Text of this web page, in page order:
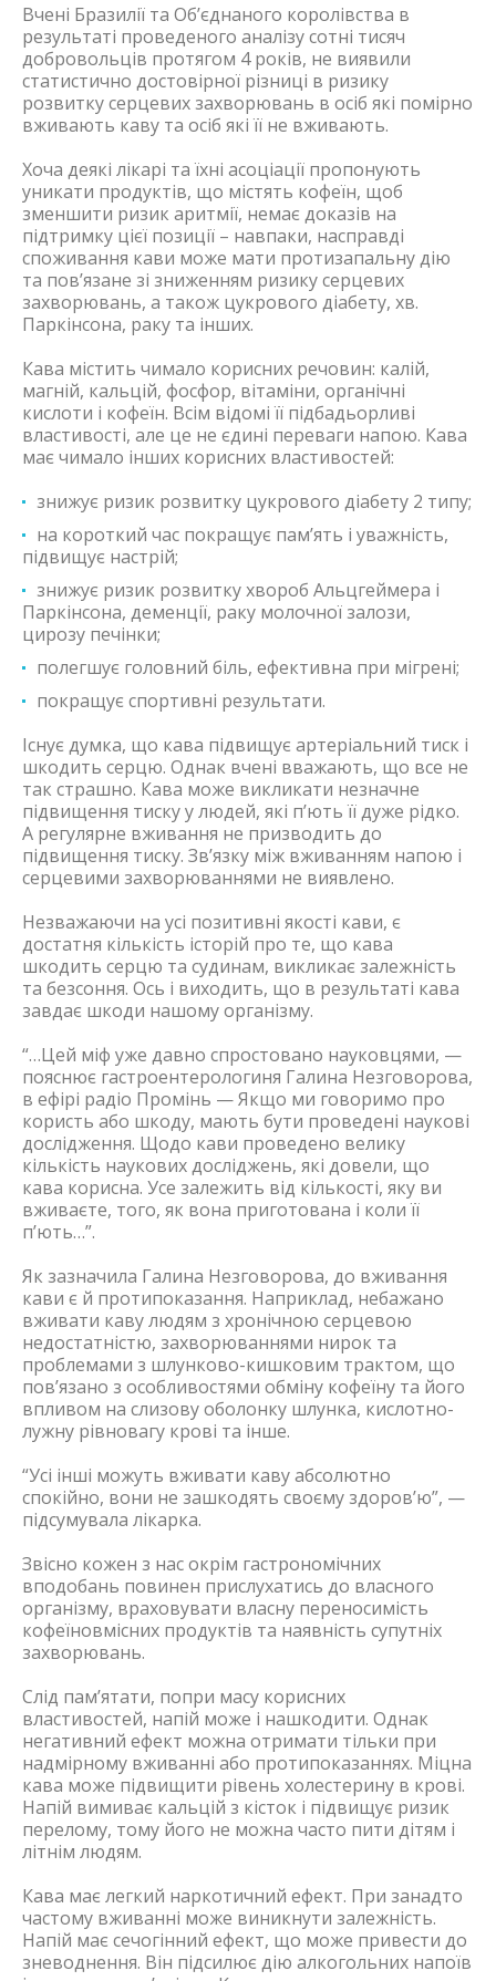
Вчені Бразилії та Об’єднаного королівства в
результаті проведеного аналізу сотні тисяч
добровольців протягом 4 років, не виявили
статистично достовірної різниці в ризику
розвитку серцевих захворювань в осіб які помірно
вживають каву та осіб які її не вживають.
Хоча деякі лікарі та їхні асоціації пропонують
уникати продуктів, що містять кофеїн, щоб
зменшити ризик аритмії, немає доказів на
підтримку цієї позиції – навпаки, насправді
споживання кави може мати протизапальну дію
та пов’язане зі зниженням ризику серцевих
захворювань, а також цукрового діабету, хв.
Паркінсона, раку та інших.
Кава містить чимало корисних речовин: калій,
магній, кальцій, фосфор, вітаміни, органічні
кислоти і кофеїн. Всім відомі її підбадьорливі
властивості, але це не єдині переваги напою. Кава
має чимало інших корисних властивостей:
знижує ризик розвитку цукрового діабету 2 типу;
на короткий час покращує пам’ять і уважність,
підвищує настрій;
знижує ризик розвитку хвороб Альцгеймера і
Паркінсона, деменції, раку молочної залози,
цирозу печінки;
полегшує головний біль, ефективна при мігрені;
покращує спортивні результати.
Існує думка, що кава підвищує артеріальний тиск і
шкодить серцю. Однак вчені вважають, що все не
так страшно. Кава може викликати незначне
підвищення тиску у людей, які п’ють її дуже рідко.
А регулярне вживання не призводить до
підвищення тиску. Зв’язку між вживанням напою і
серцевими захворюваннями не виявлено.
Незважаючи на усі позитивні якості кави, є
достатня кількість історій про те, що кава
шкодить серцю та судинам, викликає залежність
та безсоння. Ось і виходить, що в результаті кава
завдає шкоди нашому організму.
“…Цей міф уже давно спростовано науковцями, —
пояснює гастроентерологиня Галина Незговорова,
в ефірі радіо Промінь — Якщо ми говоримо про
користь або шкоду, мають бути проведені наукові
дослідження. Щодо кави проведено велику
кількість наукових досліджень, які довели, що
кава корисна. Усе залежить від кількості, яку ви
вживаєте, того, як вона приготована і коли її
п’ють…”.
Як зазначила Галина Незговорова, до вживання
кави є й протипоказання. Наприклад, небажано
вживати каву людям з хронічною серцевою
недостатністю, захворюваннями нирок та
проблемами з шлунково-кишковим трактом, що
пов’язано з особливостями обміну кофеїну та його
впливом на слизову оболонку шлунка, кислотно-
лужну рівновагу крові та інше.
“Усі інші можуть вживати каву абсолютно
спокійно, вони не зашкодять своєму здоров’ю”, —
підсумувала лікарка.
Звісно кожен з нас окрім гастрономічних
вподобань повинен прислухатись до власного
організму, враховувати власну переносимість
кофеїновмісних продуктів та наявність супутніх
захворювань.
Слід пам’ятати, попри масу корисних
властивостей, напій може і нашкодити. Однак
негативний ефект можна отримати тільки при
надмірному вживанні або протипоказаннях. Міцна
кава може підвищити рівень холестерину в крові.
Напій вимиває кальцій з кісток і підвищує ризик
перелому, тому його не можна часто пити дітям і
літнім людям.
Кава має легкий наркотичний ефект. При занадто
частому вживанні може виникнути залежність.
Напій має сечогінний ефект, що може привести до
зневоднення. Він підсилює дію алкогольних напоїв